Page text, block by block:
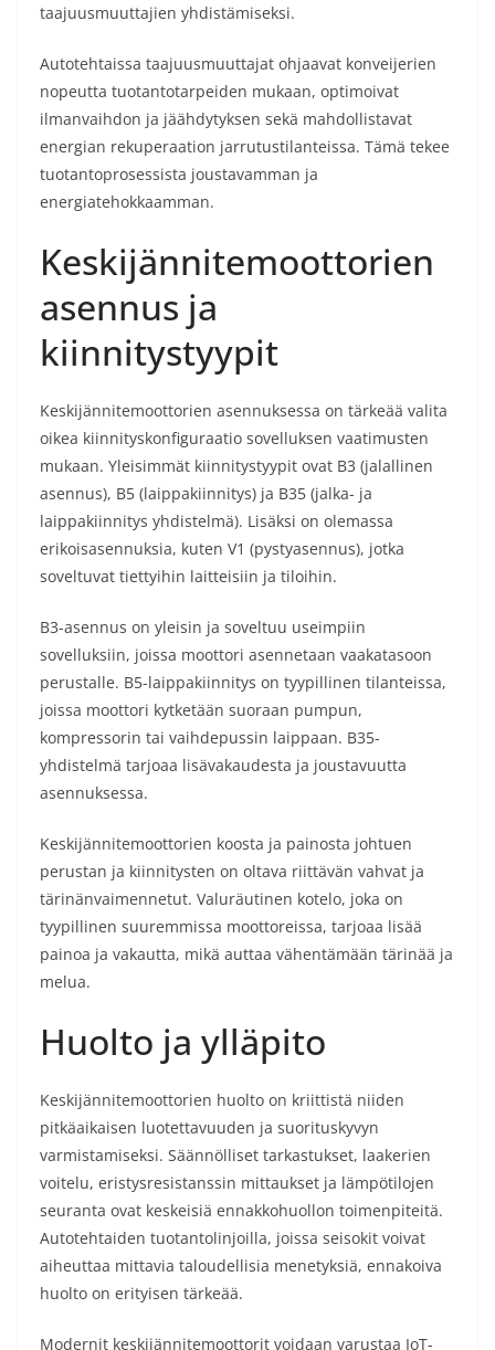
taajuusmuuttajien yhdistämiseksi.
Autotehtaissa taajuusmuuttajat ohjaavat konveijerien
nopeutta tuotantotarpeiden mukaan, optimoivat
ilmanvaihdon ja jäähdytyksen sekä mahdollistavat
energian rekuperaation jarrutustilanteissa. Tämä tekee
tuotantoprosessista joustavamman ja
energiatehokkaamman.
Keskijännitemoottorien
asennus ja
kiinnitystyypit
Keskijännitemoottorien asennuksessa on tärkeää valita
oikea kiinnityskonfiguraatio sovelluksen vaatimusten
mukaan. Yleisimmät kiinnitystyypit ovat B3 (jalallinen
asennus), B5 (laippakiinnitys) ja B35 (jalka- ja
laippakiinnitys yhdistelmä). Lisäksi on olemassa
erikoisasennuksia, kuten V1 (pystyasennus), jotka
soveltuvat tiettyihin laitteisiin ja tiloihin.
B3-asennus on yleisin ja soveltuu useimpiin
sovelluksiin, joissa moottori asennetaan vaakatasoon
perustalle. B5-laippakiinnitys on tyypillinen tilanteissa,
joissa moottori kytketään suoraan pumpun,
kompressorin tai vaihdepussin laippaan. B35-
yhdistelmä tarjoaa lisävakaudesta ja joustavuutta
asennuksessa.
Keskijännitemoottorien koosta ja painosta johtuen
perustan ja kiinnitysten on oltava riittävän vahvat ja
tärinänvaimennetut. Valuräutinen kotelo, joka on
tyypillinen suuremmissa moottoreissa, tarjoaa lisää
painoa ja vakautta, mikä auttaa vähentämään tärinää ja
melua.
Huolto ja ylläpito
Keskijännitemoottorien huolto on kriittistä niiden
pitkäaikaisen luotettavuuden ja suorituskyvyn
varmistamiseksi. Säännölliset tarkastukset, laakerien
voitelu, eristysresistanssin mittaukset ja lämpötilojen
seuranta ovat keskeisiä ennakkohuollon toimenpiteitä.
Autotehtaiden tuotantolinjoilla, joissa seisokit voivat
aiheuttaa mittavia taloudellisia menetyksiä, ennakoiva
huolto on erityisen tärkeää.
Modernit keskijännitemoottorit voidaan varustaa IoT-